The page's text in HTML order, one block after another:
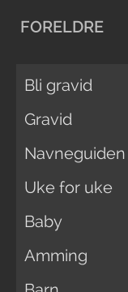
FORELDRE
Bli gravid
Gravid
Navneguiden
Uke for uke
Baby
Amming